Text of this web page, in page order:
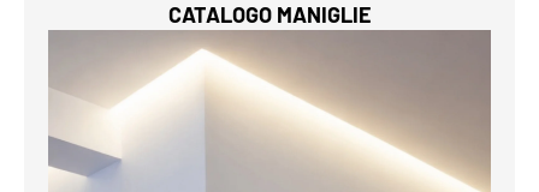
CATALOGO MANIGLIE